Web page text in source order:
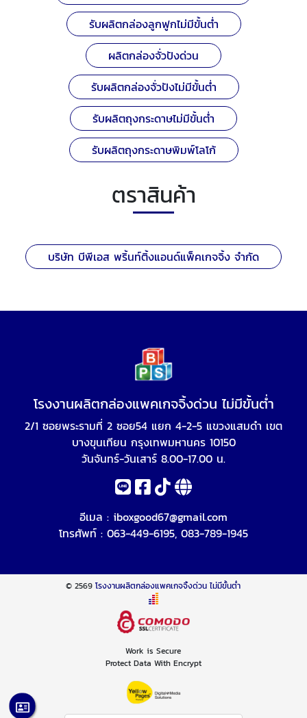
รับผลิตกล่องลูกฟูกไม่มีขั้นต่ำ
ผลิตกล่องจั่วปังด่วน
รับผลิตกล่องจั่วปังไม่มีขั้นต่ำ
รับผลิตถุงกระดาษไม่มีขั้นต่ำ
รับผลิตถุงกระดาษพิมพ์โลโก้
ตราสินค้า
บริษัท บีพีเอส พริ้นท์ติ้งแอนด์แพ็คเกจจิ้ง จำกัด
โรงงานผลิตกล่องแพคเกจจิ้งด่วน ไม่มีขั้นต่ำ
2/1 ซอยพระรามที่ 2 ซอย54 แยก 4-2-5 แขวงแสมดำ เขต
บางขุนเทียน กรุงเทพมหานคร 10150
วันจันทร์-วันเสาร์ 8.00-17.00 น.
อีเมล : iboxgood67@gmail.com
โทรศัพท์ : 063-449-6195, 083-789-1945
© 2569โรงงานผลิตกล่องแพคเกจจิ้งด่วน ไม่มีขั้นต่ำ
Work is Secure
Protect Data With Encrypt